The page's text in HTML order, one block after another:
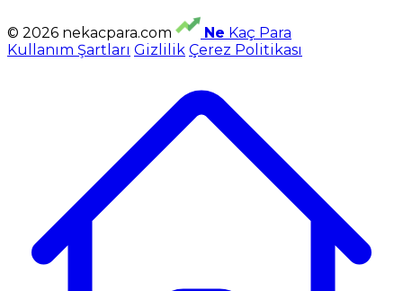
© 2026 nekacpara.com Ne Kaç Para
Kullanım Şartları Gizlilik Çerez Politikası